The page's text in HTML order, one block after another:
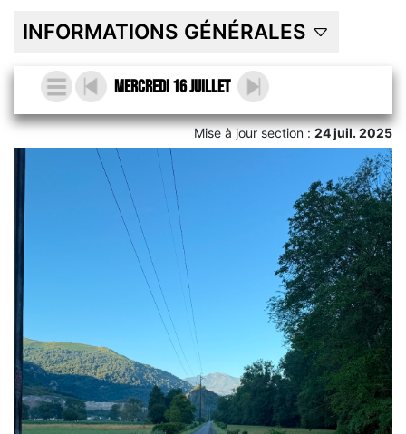
INFORMATIONS GÉNÉRALES
Mercredi 16 Juillet
Mise à jour section :24 juil. 2025